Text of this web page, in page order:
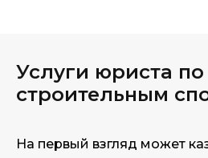
Услуги юриста по
строительным
На первый взгляд может